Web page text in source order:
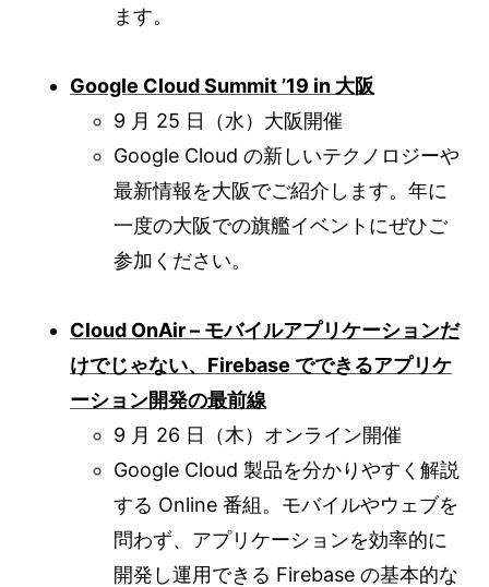
ます。
Google Cloud Summit ’19 in 大阪
9 月 25 日（水）大阪開催
Google Cloud の新しいテクノロジーや
最新情報を大阪でご紹介します。年に
一度の大阪での旗艦イベントにぜひご
参加ください。
Cloud OnAir – モバイルアプリケーションだ
けでじゃない、Firebase でできるアプリケ
ーション開発の最前線
9 月 26 日（木）オンライン開催
Google Cloud 製品を分かりやすく解説
する Online 番組。モバイルやウェブを
問わず、アプリケーションを効率的に
開発し運用できる Firebase の基本的な